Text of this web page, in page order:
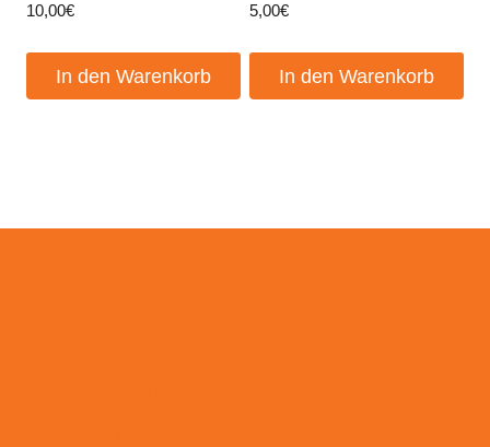
10,00€
In den Warenkorb
5,00€
In den Warenkorb